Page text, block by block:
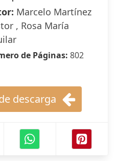
Marcelo Martínez
, Rosa María
de Páginas: 802
descarga